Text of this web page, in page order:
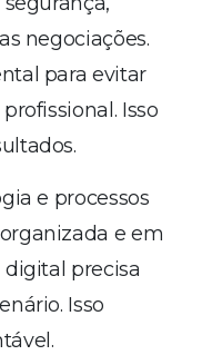
negociações.
para evitar
Isso
e processos
e em
precisa
Isso